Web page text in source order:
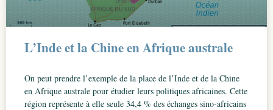
L’Inde et la Chine en Afrique australe
On peut prendre l’exemple de la place de l’Inde et de la Chine
en Afrique australe pour étudier leurs politiques africaines. Cette
région représente à elle seule 34,4 % des échanges sino-africains